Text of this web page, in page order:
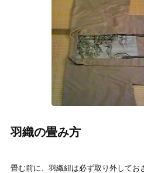
羽織の畳み方
畳む前に、羽織紐は必ず取り外してお